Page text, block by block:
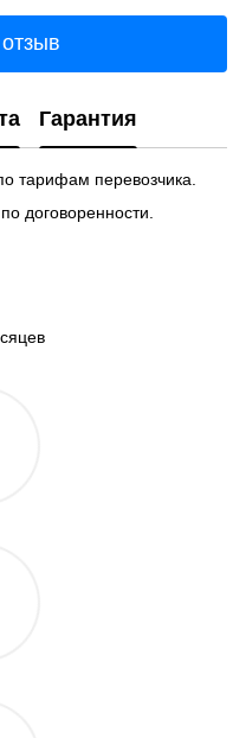
Гарантия
тарифам перевозчика.
договоренности.